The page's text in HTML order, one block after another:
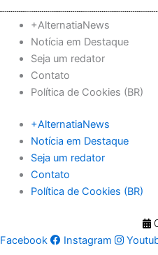
para
conteúdo
+AlternatiaNews
Notícia em Destaque
Seja um redator
Contato
Política de Cookies (BR)
+AlternatiaNews
Notícia em Destaque
Seja um redator
Contato
Política de Cookies (BR)
Facebook
Instagram